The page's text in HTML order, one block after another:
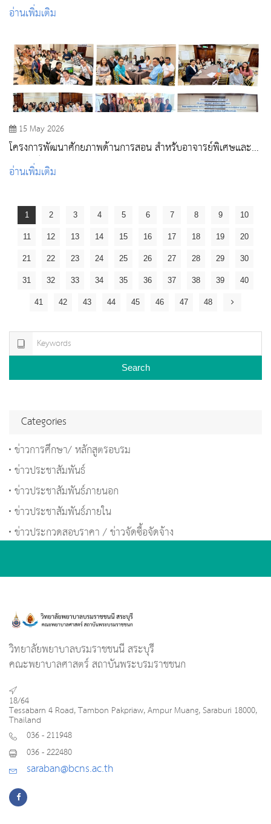
อ่านเพิ่มเติม
15 May 2026
โครงการพัฒนาศักยภาพด้านการสอน สำหรับอาจารย์พิเศษและ
อาจารย์ผู้สอนภาคปฏิบัติ
อ่านเพิ่มเติม
1 2 3 4 5 6 7 8 9 10
11 12 13 14 15 16 17 18 19 20
21 22 23 24 25 26 27 28 29 30
31 32 33 34 35 36 37 38 39 40
41 42 43 44 45 46 47 48
Search
Categories
ข่าวการศึกษา/ หลักสูตรอบรม
ข่าวประชาสัมพันธ์
ข่าวประชาสัมพันธ์ภายนอก
ข่าวประชาสัมพันธ์ภายใน
ข่าวประกวดสอบราคา / ข่าวจัดซื้อจัดจ้าง
วิทยาลัยพยาบาลบรมราชชนนี สระบุรี
คณะพยาบาลศาสตร์ สถาบันพระบรมราชชนก
18/64
Tessabarn 4 Road, Tambon Pakpriaw, Ampur Muang, Saraburi 18000,
Thailand
036 - 211948
036 - 222480
saraban@bcns.ac.th